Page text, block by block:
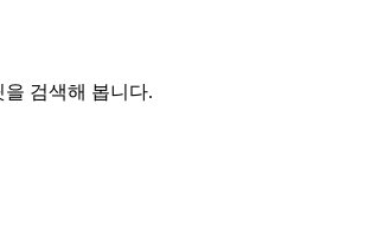
검색해 봅니다.